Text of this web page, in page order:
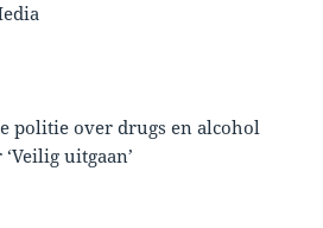
politie over drugs en alcohol
uitgaan’